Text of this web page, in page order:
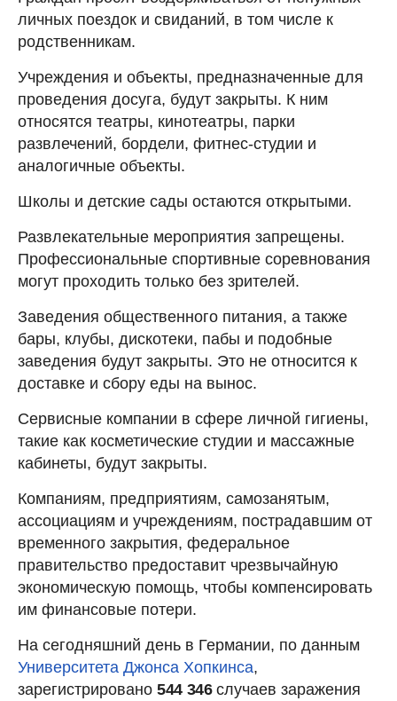
личных поездок и свиданий, в том числе к
родственникам.
Учреждения и объекты, предназначенные для
проведения досуга, будут закрыты. К ним
относятся театры, кинотеатры, парки
развлечений, бордели, фитнес-студии и
аналогичные объекты.
Школы и детские сады остаются открытыми.
Развлекательные мероприятия запрещены.
Профессиональные спортивные соревнования
могут проходить только без зрителей.
Заведения общественного питания, а также
бары, клубы, дискотеки, пабы и подобные
заведения будут закрыты. Это не относится к
доставке и сбору еды на вынос.
Сервисные компании в сфере личной гигиены,
такие как косметические студии и массажные
кабинеты, будут закрыты.
Компаниям, предприятиям, самозанятым,
ассоциациям и учреждениям, пострадавшим от
временного закрытия, федеральное
правительство предоставит чрезвычайную
экономическую помощь, чтобы компенсировать
им финансовые потери.
На сегодняшний день в Германии, по данным
Университета Джонса Хопкинса,
зарегистрировано 544 346случаев заражения